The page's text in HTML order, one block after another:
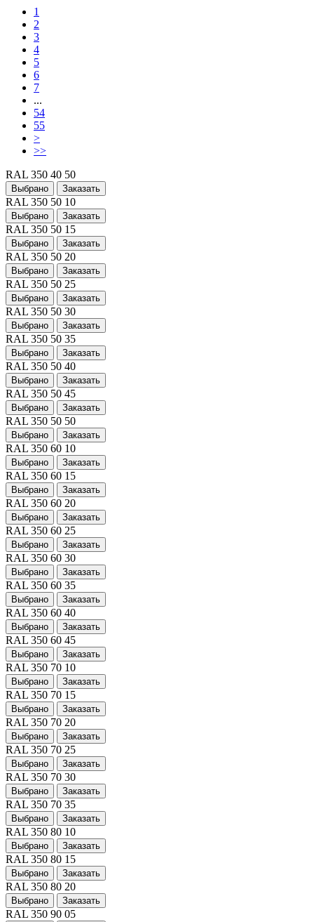
1
2
3
4
5
6
7
...
54
55
>
>>
RAL 350 40 50
Выбрано Заказать
RAL 350 50 10
Выбрано Заказать
RAL 350 50 15
Выбрано Заказать
RAL 350 50 20
Выбрано Заказать
RAL 350 50 25
Выбрано Заказать
RAL 350 50 30
Выбрано Заказать
RAL 350 50 35
Выбрано Заказать
RAL 350 50 40
Выбрано Заказать
RAL 350 50 45
Выбрано Заказать
RAL 350 50 50
Выбрано Заказать
RAL 350 60 10
Выбрано Заказать
RAL 350 60 15
Выбрано Заказать
RAL 350 60 20
Выбрано Заказать
RAL 350 60 25
Выбрано Заказать
RAL 350 60 30
Выбрано Заказать
RAL 350 60 35
Выбрано Заказать
RAL 350 60 40
Выбрано Заказать
RAL 350 60 45
Выбрано Заказать
RAL 350 70 10
Выбрано Заказать
RAL 350 70 15
Выбрано Заказать
RAL 350 70 20
Выбрано Заказать
RAL 350 70 25
Выбрано Заказать
RAL 350 70 30
Выбрано Заказать
RAL 350 70 35
Выбрано Заказать
RAL 350 80 10
Выбрано Заказать
RAL 350 80 15
Выбрано Заказать
RAL 350 80 20
Выбрано Заказать
RAL 350 90 05